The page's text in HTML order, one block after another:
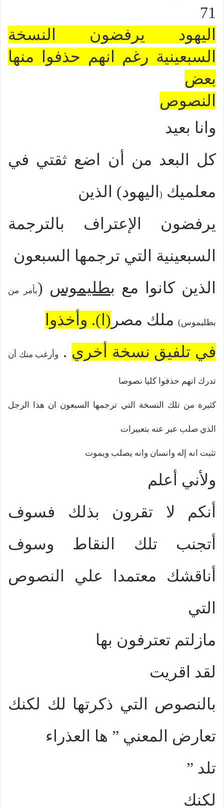
71
اليهود يرفضون النسخة
السبعينية رغم انهم حذفوا منها
بعض
النصوص
وانا بعيد
كل البعد من أن اضع ثقتي في
معلميك ( اليهود) الذين
يرفضون الإعتراف بالترجمة
السبعينية التي ترجمها السبعون
الذين كانوا مع بطليموس (بأمر من
بطليموس) ملك مصر (
). وأخذوا
في تلفيق نسخة أخري . وأرغب منك أن
تدرك انهم حذفوا كليا نصوصا
كثيرة من تلك النسخة التي ترجمها السبعون ان هذا الرجل
الذي صلب عبر عنه بتعبيرات
تثبت انه إله وانسان وانه يصلب ويموت
ولأني أعلم
أنكم لا تقرون بذلك فسوف
أتجنب تلك النقاط وسوف
أناقشك معتمدا علي النصوص
التي
مازلتم تعترفون بها
لقد اقريت
بالنصوص التي ذكرتها لك لكنك
تعارض المعني ” ها العذراء
تلد ”
لكنك